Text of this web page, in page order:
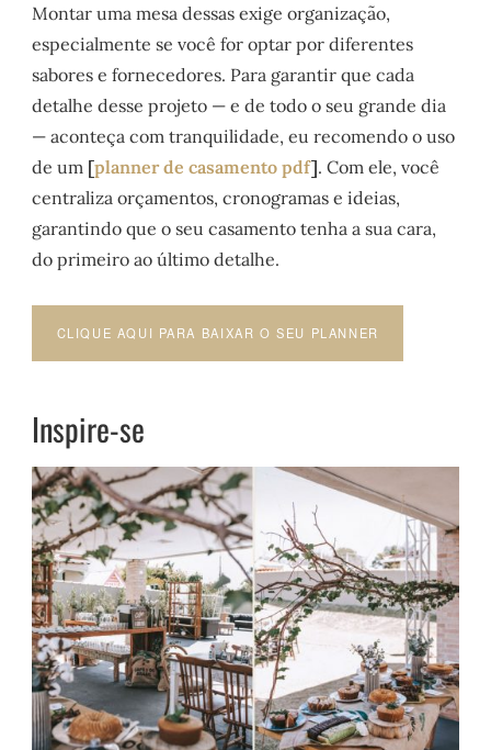
Montar uma mesa dessas exige organização,
especialmente se você for optar por diferentes
sabores e fornecedores. Para garantir que cada
detalhe desse projeto — e de todo o seu grande dia
— aconteça com tranquilidade, eu recomendo o uso
de um [planner de casamento pdf]. Com ele, você
centraliza orçamentos, cronogramas e ideias,
garantindo que o seu casamento tenha a sua cara,
do primeiro ao último detalhe.
CLIQUE AQUI PARA BAIXAR O SEU PLANNER
Inspire-se